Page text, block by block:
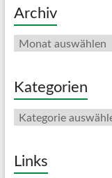
Archiv
Archiv
Kategorien
Kategorien
Links